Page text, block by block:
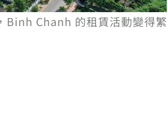
Chanh 的租賃活動變得繁